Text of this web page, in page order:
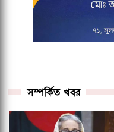
সম্পর্কিত খবর